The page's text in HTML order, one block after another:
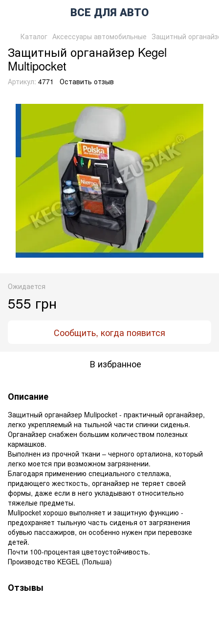
ВСЕ ДЛЯ АВТО
Каталог Аксессуары автомобильные Защитный
Защитный органайзер Kegel
Multipocket
Артикул: 4771 Оставить отзыв
Ожидается
555 грн
Сообщить, когда появится
В избранное
Описание
Защитный органайзер Mulipocket - практичный органайзер,
легко укрепляемый на тыльной части спинки сиденья.
Органайзер снабжен большим количеством полезных
кармашков.
Выполнен из прочной ткани – черного орталиона, который
легко моется при возможном загрязнении.
Благодаря применению специального стеллажа,
придающего жесткость, органайзер не теряет своей
формы, даже если в него укладывают относительно
тяжелые предметы.
Mulipocket хорошо выполняет и защитную функцию -
предохраняет тыльную часть сиденья от загрязнения
обувью пассажиров, он особенно нужен при перевозке
детей.
Почти 100-процентая цветоустойчивость.
Производство KEGEL (Польша)
Отзывы